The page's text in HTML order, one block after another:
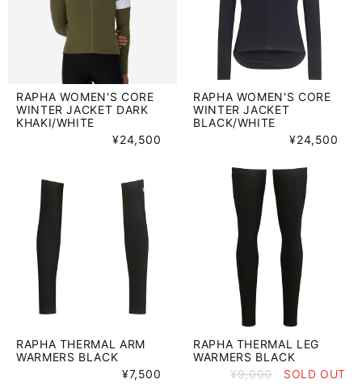
RAPHA WOMEN'S CORE
WINTER JACKET DARK
KHAKI/WHITE
¥24,500
RAPHA WOMEN'S CORE
WINTER JACKET
BLACK/WHITE
¥24,500
RAPHA THERMAL ARM
WARMERS BLACK
¥7,500
RAPHA THERMAL LEG
WARMERS BLACK
¥9,000
SOLD OUT